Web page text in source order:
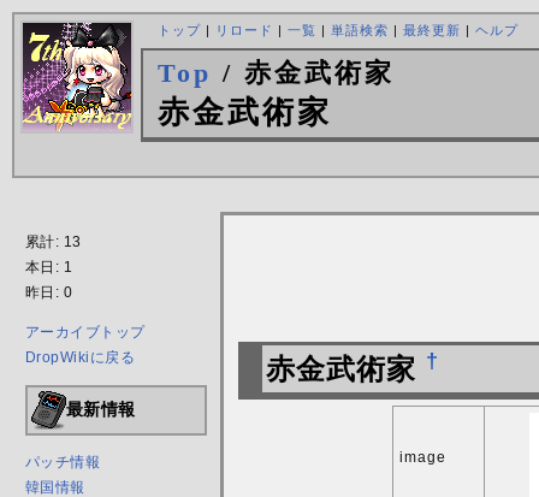
トップ| リロード | 一覧 | 単語検索 | 最終更新 | ヘルプ
Top / 赤金武術家
赤金武術家
累計: 13
本日: 1
昨日: 0
アーカイブトップ
DropWikiに戻る
最新情報
パッチ情報
韓国情報
赤金武術家 †
image